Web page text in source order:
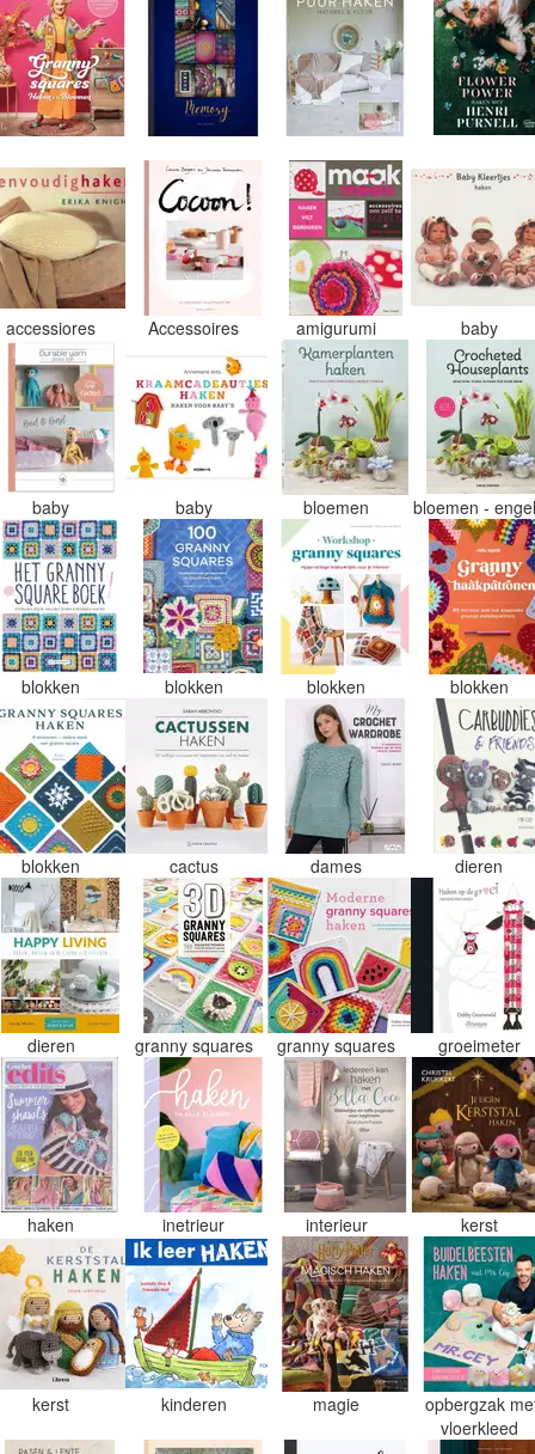
accessiores Accessoires amigurumi baby
baby baby bloemen bloemen -
blokken blokken blokken blokken
blokken cactus dames dieren
dieren granny squares granny squares groeimeter
haken inetrieur interieur kerst
kerst kinderen magie
opbergzak
vloerkleed